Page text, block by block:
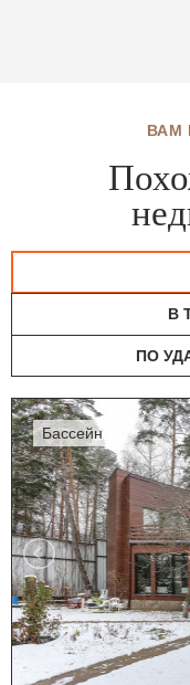
ВАМ
В
ПО
бассейн